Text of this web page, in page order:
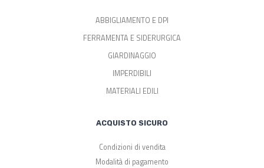
ABBIGLIAMENTO E DPI
FERRAMENTA E SIDERURGICA
GIARDINAGGIO
IMPERDIBILI
MATERIALI EDILI
ACQUISTO SICURO
Condizioni di vendita
Modalità di pagamento